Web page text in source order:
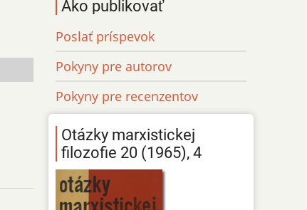
Ako publikovať
Poslať príspevok
Pokyny pre autorov
Pokyny pre recenzentov
Otázky marxistickej
filozofie 20 (1965), 4